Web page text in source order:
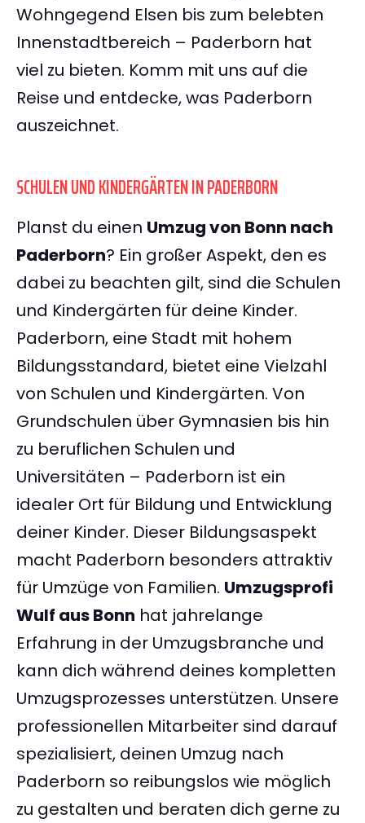
Wohngegend Elsen bis zum belebten
Innenstadtbereich – Paderborn hat
viel zu bieten. Komm mit uns auf die
Reise und entdecke, was Paderborn
auszeichnet.
SCHULEN UND KINDERGÄRTEN IN PADERBORN
Planst du einen Umzug von Bonn nach
Paderborn? Ein großer Aspekt, den es
dabei zu beachten gilt, sind die Schulen
und Kindergärten für deine Kinder.
Paderborn, eine Stadt mit hohem
Bildungsstandard, bietet eine Vielzahl
von Schulen und Kindergärten. Von
Grundschulen über Gymnasien bis hin
zu beruflichen Schulen und
Universitäten – Paderborn ist ein
idealer Ort für Bildung und Entwicklung
deiner Kinder. Dieser Bildungsaspekt
macht Paderborn besonders attraktiv
für Umzüge von Familien. Umzugsprofi
Wulf aus Bonn hat jahrelange
Erfahrung in der Umzugsbranche und
kann dich während deines kompletten
Umzugsprozesses unterstützen. Unsere
professionellen Mitarbeiter sind darauf
spezialisiert, deinen Umzug nach
Paderborn so reibungslos wie möglich
zu gestalten und beraten dich gerne zu